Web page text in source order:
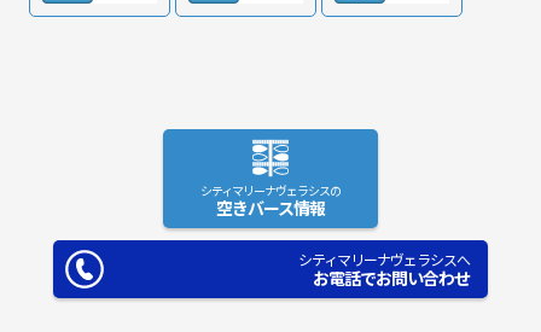
シティマリーナヴェラシスの
空きバース情報
シティマリーナヴェラシスへ
お電話でお問い合わせ